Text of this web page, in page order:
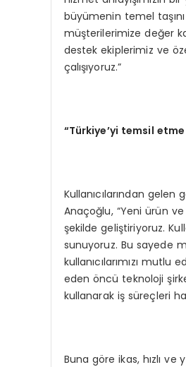
büyümenin temel
müşterilerimize değer
destek ekiplerimiz ve
çalışıyoruz.”
“Türkiye’yi temsil
Kullanıcılarından
Anaçoğlu, “Yeni ürün
şekilde geliştiriyoruz.
sunuyoruz. Bu sayede
kullanıcılarımızı
eden öncü teknoloji
kullanarak iş süreçleri
Buna göre ikas, hızlı